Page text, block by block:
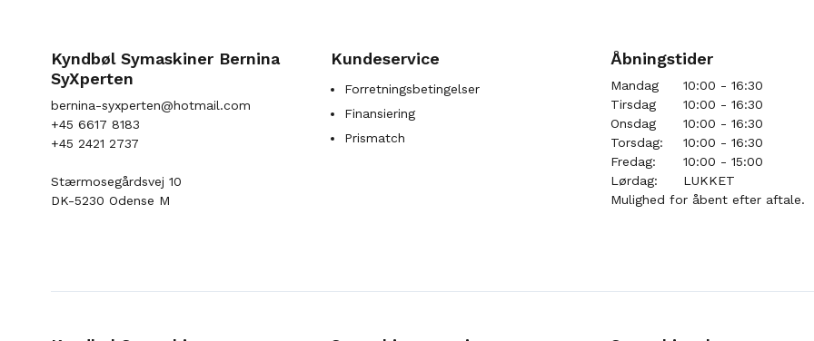
Kyndbøl Symaskiner Bernina
SyXperten
bernina-syxperten@hotmail.com
+45 6617 8183
+45 2421 2737
Stærmosegårdsvej 10
DK-5230 Odense M
Kundeservice
Forretningsbetingelser
Finansiering
Prismatch
Åbningstider
Mandag
10:00 - 16:30
Tirsdag
10:00 - 16:30
Onsdag
10:00 - 16:30
Torsdag:
10:00 - 16:30
Fredag:
10:00 - 15:00
Lørdag:
LUKKET
Mulighed for åbent efter aftale.